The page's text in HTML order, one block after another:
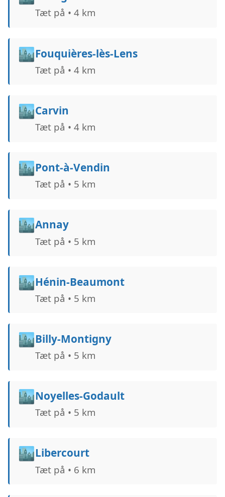
Tæt på • 4 km
🏙️Fouquières-lès-Lens
Tæt på • 4 km
🏙️Carvin
Tæt på • 4 km
🏙️Pont-à-Vendin
Tæt på • 5 km
🏙️Annay
Tæt på • 5 km
🏙️Hénin-Beaumont
Tæt på • 5 km
🏙️Billy-Montigny
Tæt på • 5 km
🏙️Noyelles-Godault
Tæt på • 5 km
🏙️Libercourt
Tæt på • 6 km